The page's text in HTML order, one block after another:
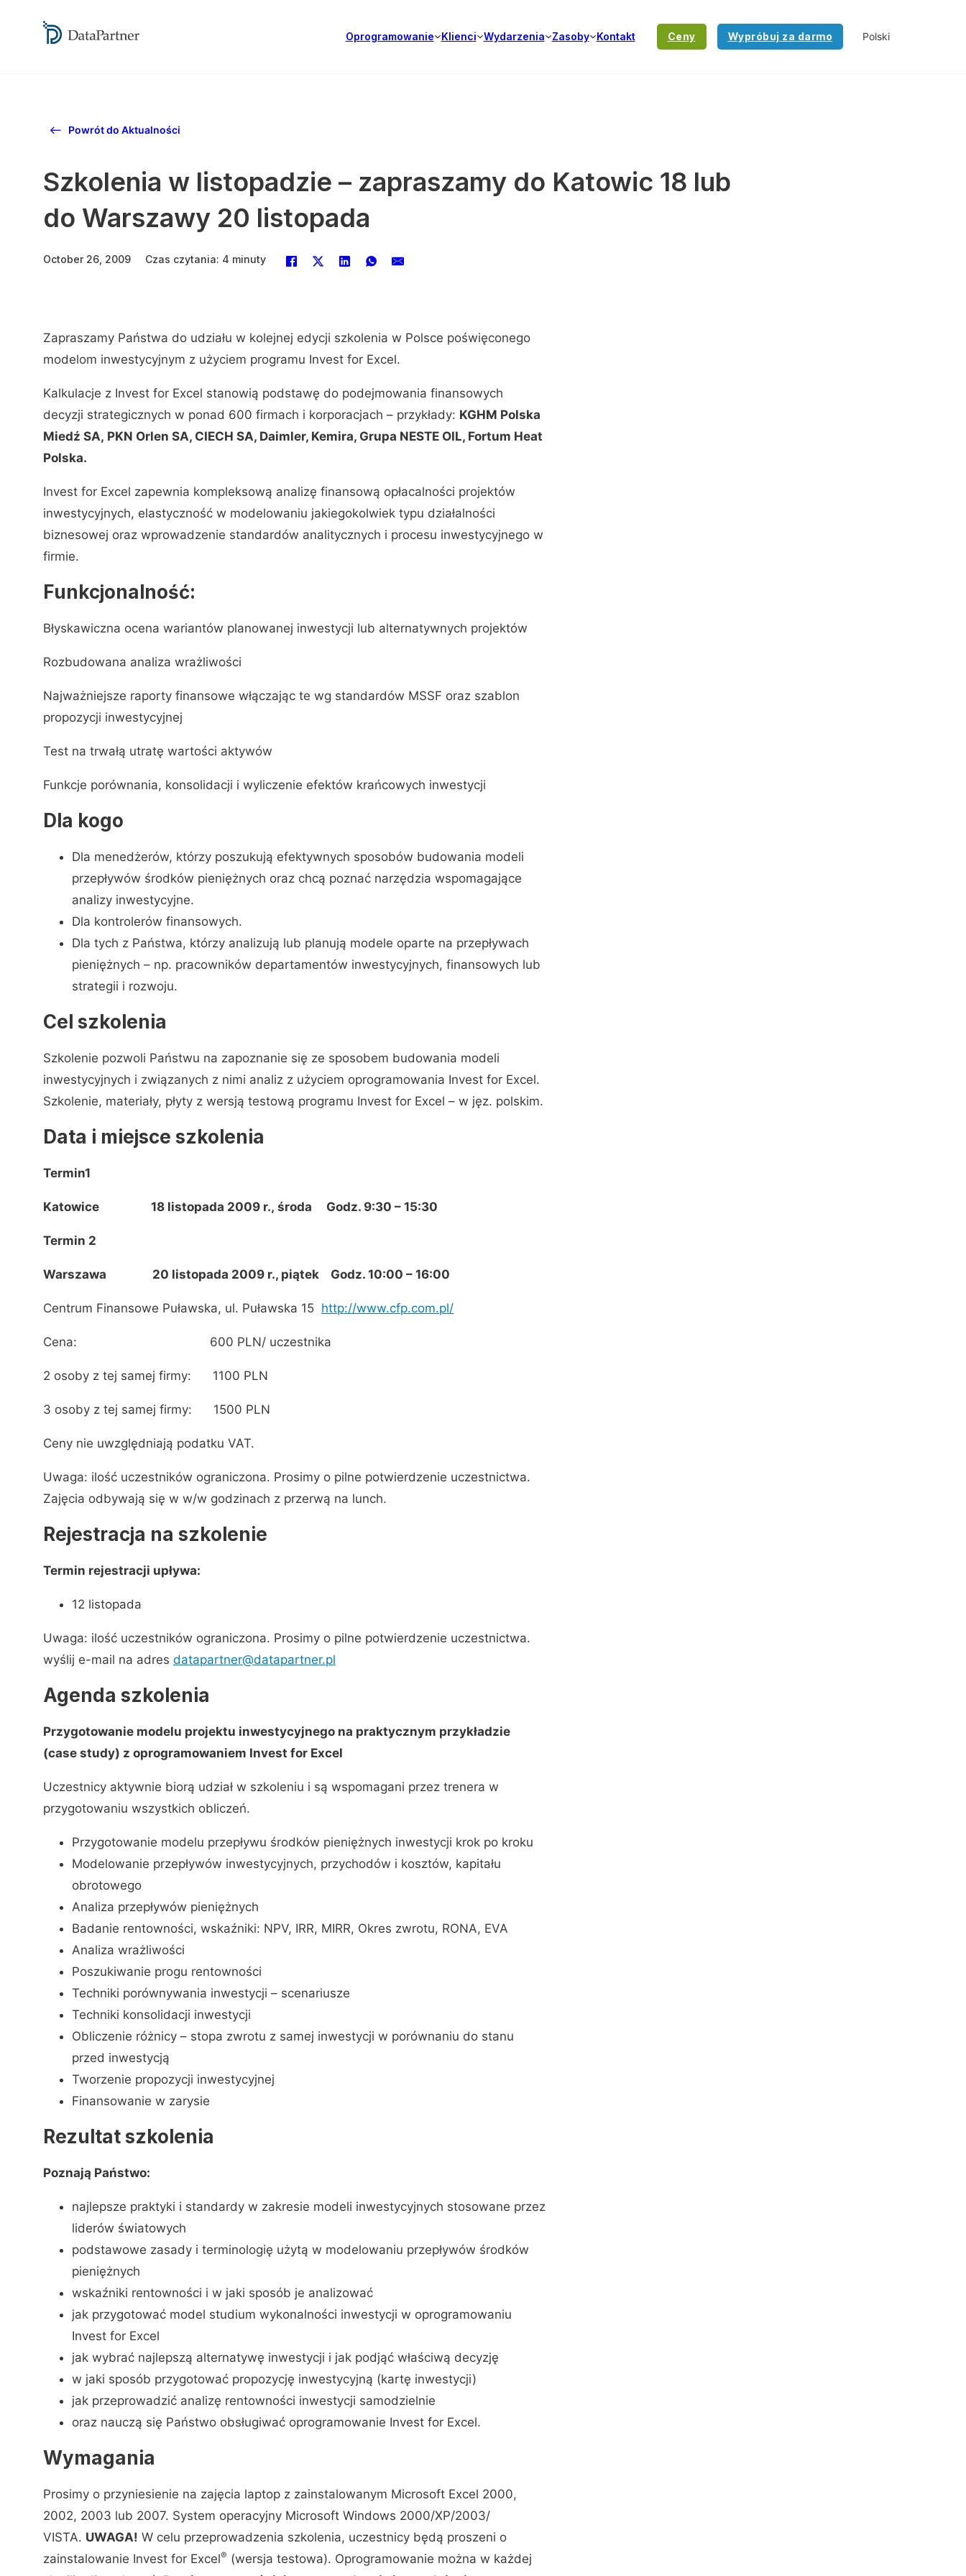
Oprogramowanie Klienci Wydarzenia Zasoby Kontakt Ceny Wypróbuj za darmo
Powrót do Aktualności
Szkolenia w listopadzie – zapraszamy do Katowic 18 lub
do Warszawy 20 listopada
October 26, 2009 Czas czytania: 4 minuty
Zapraszamy Państwa do udziału w kolejnej edycji szkolenia w Polsce poświęconego
modelom inwestycyjnym z użyciem programu Invest for Excel.
Kalkulacje z Invest for Excel stanowią podstawę do podejmowania finansowych
decyzji strategicznych w ponad 600 firmach i korporacjach – przykłady: KGHM Polska
Miedź SA, PKN Orlen SA, CIECH SA, Daimler, Kemira, Grupa NESTE OIL, Fortum Heat
Polska.
Invest for Excel zapewnia kompleksową analizę finansową opłacalności projektów
inwestycyjnych, elastyczność w modelowaniu jakiegokolwiek typu działalności
biznesowej oraz wprowadzenie standardów analitycznych i procesu inwestycyjnego w
firmie.
Funkcjonalność:
Błyskawiczna ocena wariantów planowanej inwestycji lub alternatywnych projektów
Rozbudowana analiza wrażliwości
Najważniejsze raporty finansowe włączając te wg standardów MSSF oraz szablon
propozycji inwestycyjnej
Test na trwałą utratę wartości aktywów
Funkcje porównania, konsolidacji i wyliczenie efektów krańcowych inwestycji
Dla kogo
Dla menedżerów, którzy poszukują efektywnych sposobów budowania modeli
przepływów środków pieniężnych oraz chcą poznać narzędzia wspomagające
analizy inwestycyjne.
Dla kontrolerów finansowych.
Dla tych z Państwa, którzy analizują lub planują modele oparte na przepływach
pieniężnych – np. pracowników departamentów inwestycyjnych, finansowych lub
strategii i rozwoju.
Cel szkolenia
Szkolenie pozwoli Państwu na zapoznanie się ze sposobem budowania modeli
inwestycyjnych i związanych z nimi analiz z użyciem oprogramowania Invest for Excel.
Szkolenie, materiały, płyty z wersją testową programu Invest for Excel – w jęz. polskim.
Data i miejsce szkolenia
Termin1
Katowice 18 listopada 2009 r., środa Godz. 9:30 – 15:30
Termin 2
Warszawa 20 listopada 2009 r., piątek Godz. 10:00 – 16:00
Centrum Finansowe Puławska, ul. Puławska 15 http://www.cfp.com.pl/
Cena: 600 PLN/ uczestnika
2 osoby z tej samej firmy: 1100 PLN
3 osoby z tej samej firmy: 1500 PLN
Ceny nie uwzględniają podatku VAT.
Uwaga: ilość uczestników ograniczona. Prosimy o pilne potwierdzenie uczestnictwa.
Zajęcia odbywają się w w/w godzinach z przerwą na lunch.
Rejestracja na szkolenie
Termin rejestracji upływa:
12 listopada
Uwaga: ilość uczestników ograniczona. Prosimy o pilne potwierdzenie uczestnictwa.
wyślij e-mail na adres datapartner@datapartner.pl
Agenda szkolenia
Przygotowanie modelu projektu inwestycyjnego na praktycznym przykładzie
(case study) z oprogramowaniem Invest for Excel
Uczestnicy aktywnie biorą udział w szkoleniu i są wspomagani przez trenera w
przygotowaniu wszystkich obliczeń.
Przygotowanie modelu przepływu środków pieniężnych inwestycji krok po kroku
Modelowanie przepływów inwestycyjnych, przychodów i kosztów, kapitału
obrotowego
Analiza przepływów pieniężnych
Badanie rentowności, wskaźniki: NPV, IRR, MIRR, Okres zwrotu, RONA, EVA
Analiza wrażliwości
Poszukiwanie progu rentowności
Techniki porównywania inwestycji – scenariusze
Techniki konsolidacji inwestycji
Obliczenie różnicy – stopa zwrotu z samej inwestycji w porównaniu do stanu
przed inwestycją
Tworzenie propozycji inwestycyjnej
Finansowanie w zarysie
Rezultat szkolenia
Poznają Państwo:
najlepsze praktyki i standardy w zakresie modeli inwestycyjnych stosowane przez
liderów światowych
podstawowe zasady i terminologię użytą w modelowaniu przepływów środków
pieniężnych
wskaźniki rentowności i w jaki sposób je analizować
jak przygotować model studium wykonalności inwestycji w oprogramowaniu
Invest for Excel
jak wybrać najlepszą alternatywę inwestycji i jak podjąć właściwą decyzję
w jaki sposób przygotować propozycję inwestycyjną (kartę inwestycji)
jak przeprowadzić analizę rentowności inwestycji samodzielnie
oraz nauczą się Państwo obsługiwać oprogramowanie Invest for Excel.
Wymagania
Prosimy o przyniesienie na zajęcia laptop z zainstalowanym Microsoft Excel 2000,
2002, 2003 lub 2007. System operacyjny Microsoft Windows 2000/XP/2003/
VISTA. UWAGA! W celu przeprowadzenia szkolenia, uczestnicy będą proszeni o
zainstalowanie Invest for Excel® (wersja testowa). Oprogramowanie można w każdej